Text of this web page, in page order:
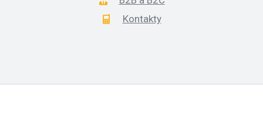
Kontakty